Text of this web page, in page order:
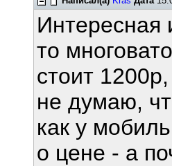
Интересная
то
стоит
не думаю,
как у
о цене - а